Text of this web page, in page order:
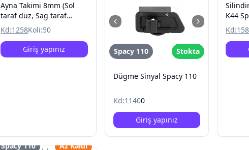
Ayna Takimi 8mm (Sol
taraf düz, Sag taraf
tersDiş) Spacy 110
Kd:1258Koli:50
Giriş yapınız
Spacy 110 Stokta
Dügme Sinyal Spacy 110
Kd:11400
Giriş yapınız
K44
Kd:
Spacy 110 Az Kaldı